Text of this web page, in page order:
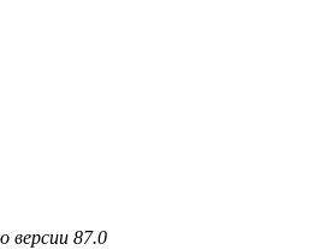
версии 87.0